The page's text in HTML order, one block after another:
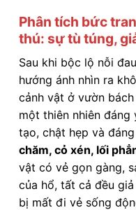
Phân tích bức
thú: sự tù túng,
Sau khi bộc lộ nỗi
hướng ánh nhìn ra
cảnh vật ở vườn
một thiên nhiên
tạo, chật hẹp và
chăm, cỏ xén, lối
vật có vẻ gọn gàng,
của hổ, tất cả đều
bị mất đi vẻ sống